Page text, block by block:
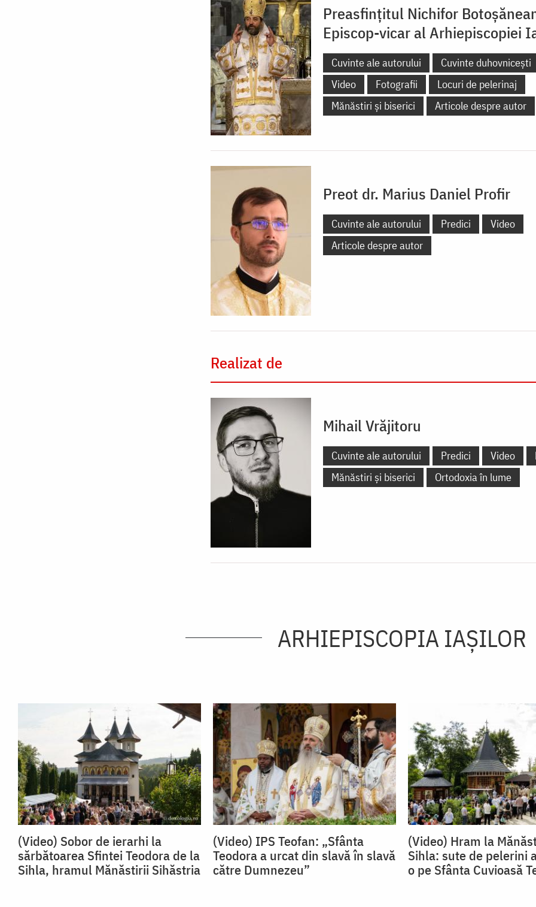
Preasfințitul Nichifor
Episcop-vicar al Arhiepiscopiei
Cuvinte ale autorului Cuvinte duhovnicești
Video
Fotografii
Locuri de pelerinaj
Mănăstiri și biserici
Articole despre autor
Preot dr. Marius Daniel Profir
Cuvinte ale autorului Predici
Video
Articole despre autor
Realizat de
Mihail Vrăjitoru
Cuvinte ale autorului Predici Video
Mănăstiri și biserici
Ortodoxia în lume
ARHIEPISCOPIA IAŞILOR
(Video) Sobor de ierarhi la
sărbătoarea Sfintei Teodora de la
Sihla, hramul Mănăstirii Sihăstria
(Video) IPS Teofan: „Sfânta
Teodora a urcat din slavă în slavă
către Dumnezeu”
(Video) Hram la
Sihla: sute de pelerini
o pe Sfânta Cuvioasă